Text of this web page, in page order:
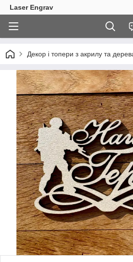
Laser Engrav
Декор і топери з акрилу та